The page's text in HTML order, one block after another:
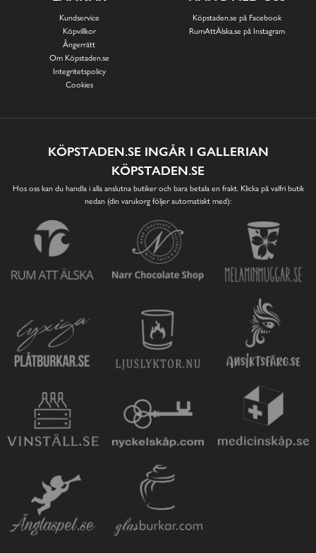
Kundservice
Köpvillkor
Ångerrätt
Om Köpstaden.se
Integritetspolicy
Cookies
Köpstaden.se på Facebook
RumAttÄlska.se på Instagram
KÖPSTADEN.SE INGÅR I GALLERIAN
KÖPSTADEN.SE
Hos oss kan du handla i alla anslutna butiker och bara betala en frakt. Klicka på valfri butik
nedan (din varukorg följer automatiskt med):